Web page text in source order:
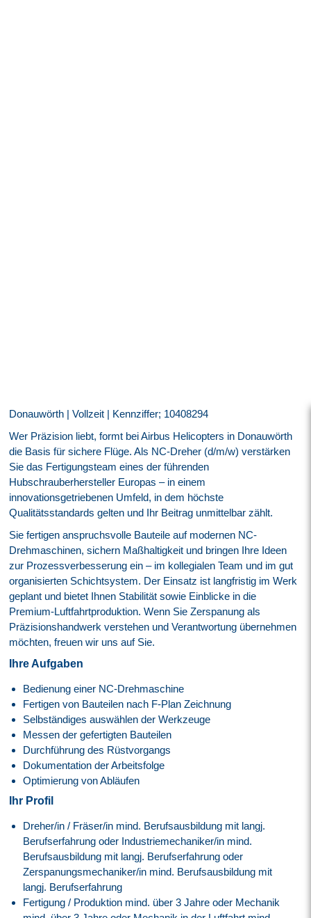
Donauwörth | Vollzeit | Kennziffer; 10408294
Wer Präzision liebt, formt bei Airbus Helicopters in Donauwörth
die Basis für sichere Flüge. Als NC-Dreher (d/m/w) verstärken
Sie das Fertigungsteam eines der führenden
Hubschrauberhersteller Europas – in einem
innovationsgetriebenen Umfeld, in dem höchste
Qualitätsstandards gelten und Ihr Beitrag unmittelbar zählt.
Sie fertigen anspruchsvolle Bauteile auf modernen NC-
Drehmaschinen, sichern Maßhaltigkeit und bringen Ihre Ideen
zur Prozessverbesserung ein – im kollegialen Team und im gut
organisierten Schichtsystem. Der Einsatz ist langfristig im Werk
geplant und bietet Ihnen Stabilität sowie Einblicke in die
Premium-Luftfahrtproduktion. Wenn Sie Zerspanung als
Präzisionshandwerk verstehen und Verantwortung übernehmen
möchten, freuen wir uns auf Sie.
Ihre Aufgaben
Bedienung einer NC-Drehmaschine
Fertigen von Bauteilen nach F-Plan Zeichnung
Selbständiges auswählen der Werkzeuge
Messen der gefertigten Bauteilen
Durchführung des Rüstvorgangs
Dokumentation der Arbeitsfolge
Optimierung von Abläufen
Ihr Profil
Dreher/in / Fräser/in mind. Berufsausbildung mit langj.
Berufserfahrung oder Industriemechaniker/in mind.
Berufsausbildung mit langj. Berufserfahrung oder
Zerspanungsmechaniker/in mind. Berufsausbildung mit
langj. Berufserfahrung
Fertigung / Produktion mind. über 3 Jahre oder Mechanik